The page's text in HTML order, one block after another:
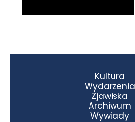
Kultura
Wydarzenia
Zjawiska
Archiwum
Wywiady